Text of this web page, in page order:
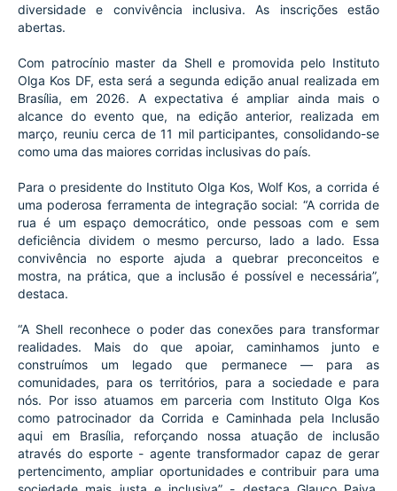
diversidade e convivência inclusiva. As inscrições estão
abertas.
Com patrocínio master da Shell e promovida pelo Instituto
Olga Kos DF, esta será a segunda edição anual realizada em
Brasília, em 2026. A expectativa é ampliar ainda mais o
alcance do evento que, na edição anterior, realizada em
março, reuniu cerca de 11 mil participantes, consolidando-se
como uma das maiores corridas inclusivas do país.
Para o presidente do Instituto Olga Kos, Wolf Kos, a corrida é
uma poderosa ferramenta de integração social: “A corrida de
rua é um espaço democrático, onde pessoas com e sem
deficiência dividem o mesmo percurso, lado a lado. Essa
convivência no esporte ajuda a quebrar preconceitos e
mostra, na prática, que a inclusão é possível e necessária”,
destaca.
“A Shell reconhece o poder das conexões para transformar
realidades. Mais do que apoiar, caminhamos junto e
construímos um legado que permanece — para as
comunidades, para os territórios, para a sociedade e para
nós. Por isso atuamos em parceria com Instituto Olga Kos
como patrocinador da Corrida e Caminhada pela Inclusão
aqui em Brasília, reforçando nossa atuação de inclusão
através do esporte - agente transformador capaz de gerar
pertencimento, ampliar oportunidades e contribuir para uma